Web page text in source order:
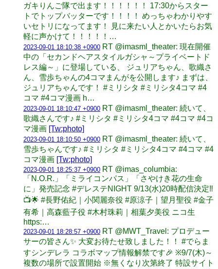
ガキりんご隊で出ます！！！！！！ 17:30からスター
トでトップバッターです！！！！ めっちゃわかりやす
いセトリになってます！ 見に来たい人とかいたらお気
軽に声かけて！！！！！…
2023-09-01 18:10:38 +0900 RT @imasml_theater: 現在開催
中の「セカンドヘアスタイルガシャ～プライベートド
レス編～」に登場している、 ジュリアちゃん、歌織さ
ん、雪歩ちゃんの4コマまんがを公開します♪ まずは、
ジュリアちゃんです！ #ミリシタ #ミリシタ4コマ #4
コマ #4コマ漫画 h…
2023-09-01 18:10:47 +0900 RT @imasml_theater: 続いて、
歌織さんです♪ #ミリシタ #ミリシタ4コマ #4コマ #4コ
マ漫画 [Tw:photo]
2023-09-01 18:10:50 +0900 RT @imasml_theater: 続いて、
雪歩ちゃんです♪ #ミリシタ #ミリシタ4コマ #4コマ #4
コマ漫画 [Tw:photo]
2023-09-01 18:25:37 +0900 RT @imas_columbia:
「N.O.R.」「ミライコンパス」「さやけき花の生命
に」発売記念 #デレステNIGHT 9/13(水)20時配信決定‼
📺🌟 #長野佑紀｜小関麗奈役 #原涼子｜望月聖役 #金子
有希｜高森藍子役 #木村珠莉｜相葉夕美役 ニコ生
https:…
2023-09-01 18:28:57 +0900 RT @MWT_Travel: プロデュー
サーの皆さん✨ 大変お待たせ致しました！！ #でらま
すシンデレラ コラボマップ情報解禁です🎉 ※9/7(木)～
複数の場所で設置開始 ※無くなり次第終了 特設サイト